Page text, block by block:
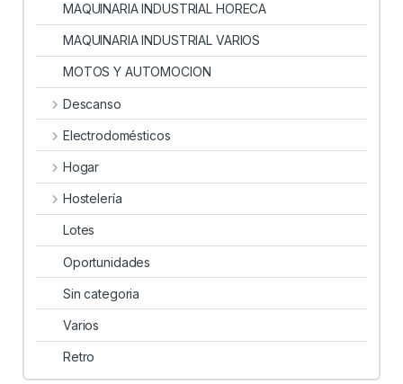
MAQUINARIA INDUSTRIAL HORECA
MAQUINARIA INDUSTRIAL VARIOS
MOTOS Y AUTOMOCION
Descanso
Electrodomésticos
Hogar
Hostelería
Lotes
Oportunidades
Sin categoria
Varios
Retro